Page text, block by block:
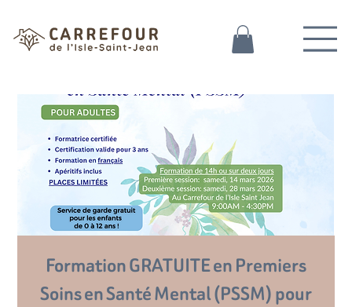
Formation GRATUITE en Premiers
Soins en Santé Mental (PSSM) pour